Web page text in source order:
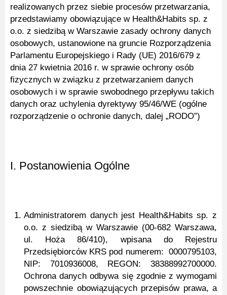
realizowanych przez siebie procesów przetwarzania,
przedstawiamy obowiązujące w Health&Habits sp. z
o.o. z siedzibą w Warszawie zasady ochrony danych
osobowych, ustanowione na gruncie Rozporządzenia
Parlamentu Europejskiego i Rady (UE) 2016/679 z
dnia 27 kwietnia 2016 r. w sprawie ochrony osób
fizycznych w związku z przetwarzaniem danych
osobowych i w sprawie swobodnego przepływu takich
danych oraz uchylenia dyrektywy 95/46/WE (ogólne
rozporządzenie o ochronie danych, dalej „RODO”)
I. Postanowienia Ogólne
Administratorem danych jest Health&Habits sp. z
o.o. z siedzibą w Warszawie (00-682 Warszawa,
ul. Hoża 86/410), wpisana do Rejestru
Przedsiębiorców KRS pod numerem: 0000795103,
NIP: 7010936008, REGON: 38388992700000.
Ochrona danych odbywa się zgodnie z wymogami
powszechnie obowiązujących przepisów prawa, a